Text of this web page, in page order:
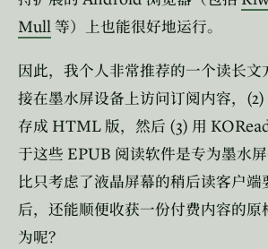
Mull等）上也能很好地运行。
因此，我个人非常推荐的一个读长文
接在墨水屏设备上访问订阅内容， (2)
存成 HTML 版，然后 (3) 用
于这些 EPUB 阅读软件是专为墨水
比只考虑了液晶屏幕的稍后读客户端
后，还能顺便收获一份付费内容的原
为呢？